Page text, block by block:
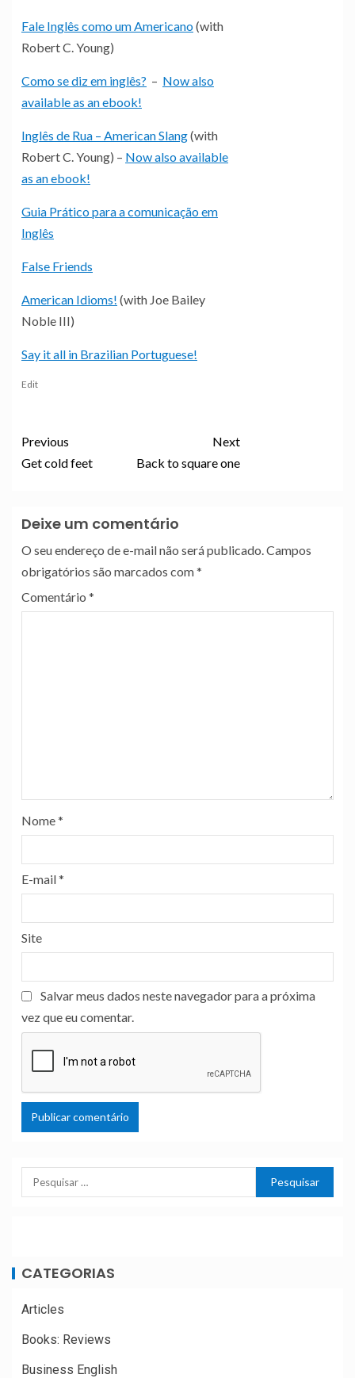
Fale Inglês como um Americano(with
Robert C. Young)
Como se diz em inglês? – Now also
available as an ebook!
Inglês de Rua – American Slang(with
Robert C. Young) – Now also available
as an ebook!
Guia Prático para a comunicação em
Inglês
False Friends
American Idioms! (with Joe Bailey
Noble III)
Say it all in Brazilian Portuguese!
Edit
Previous
Get cold feet
Next
Back to square one
Deixe um comentário
O seu endereço de e-mail não será publicado. Campos
obrigatórios são marcados com*
Comentário *
Nome*
E-mail*
Site
Salvar meus dados neste navegador para a próxima
vez que eu comentar.
CATEGORIAS
Articles
Books: Reviews
Business English